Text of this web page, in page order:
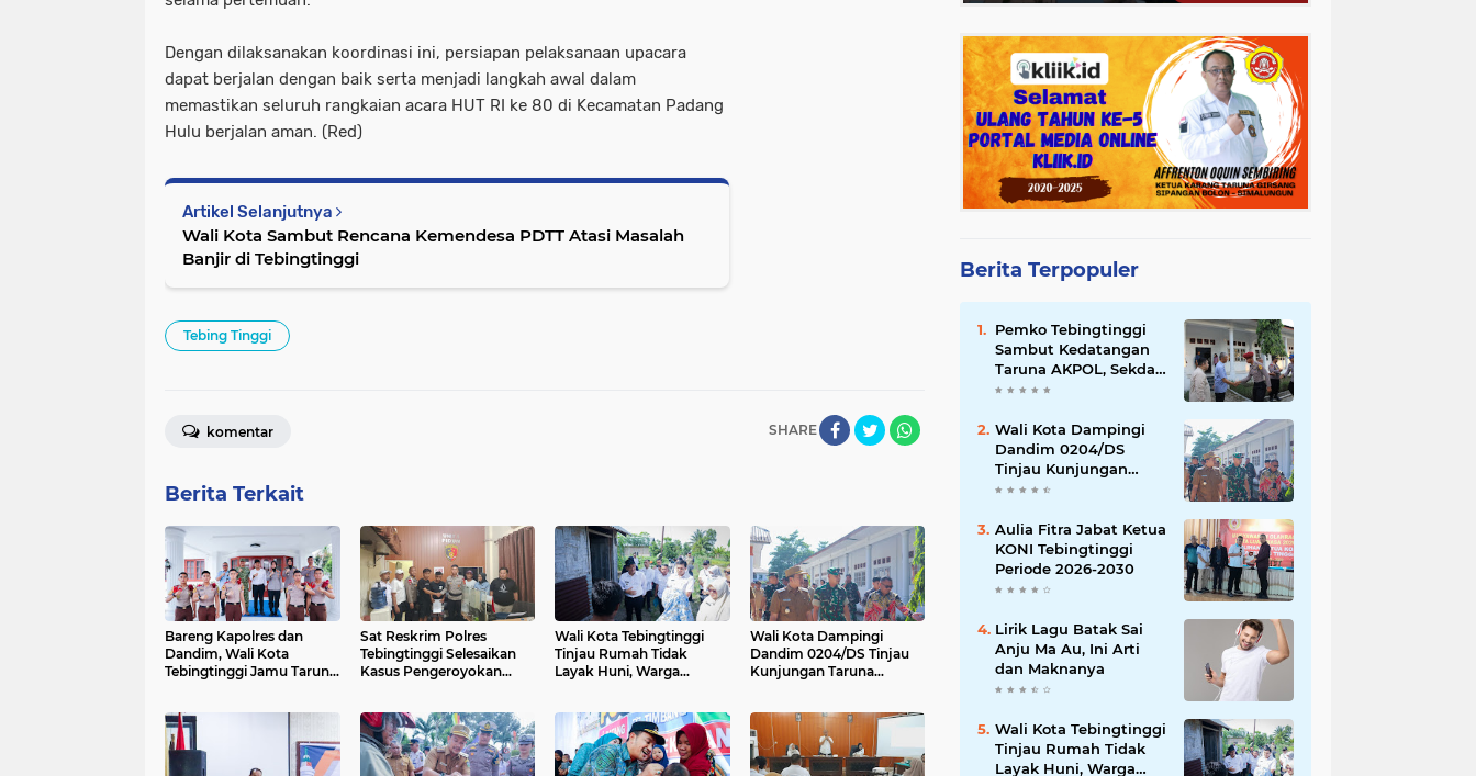
Dengan dilaksanakan koordinasi ini, persiapan pelaksanaan upacara
dapat berjalan dengan baik serta menjadi langkah awal dalam
memastikan seluruh rangkaian acara HUT RI ke 80 di Kecamatan Padang
Hulu berjalan aman. (Red)
Artikel Selanjutnya
Wali Kota Sambut Rencana Kemendesa PDTT Atasi Masalah
Banjir di Tebingtinggi
Tebing Tinggi
SHARE
komentar
Berita Terkait
Bareng Kapolres dan
Dandim, Wali Kota
Tebingtinggi Jamu Taruna
Sat Reskrim Polres
Tebingtinggi Selesaikan
Kasus Pengeroyokan
Wali Kota Tebingtinggi
Tinjau Rumah Tidak
Layak Huni, Warga
Wali Kota Dampingi
Dandim 0204/DS Tinjau
Kunjungan Taruna
Berita Terpopuler
Pemko Tebingtinggi
Sambut Kedatangan
Taruna AKPOL, Sekda:
Jadikan Momen
Wali Kota Dampingi
Dandim 0204/DS
Tinjau Kunjungan
Taruna AKPOL di
Tebingtinggi
Aulia Fitra Jabat Ketua
KONI Tebingtinggi
Periode 2026-2030
Lirik Lagu Batak Sai
Anju Ma Au, Ini Arti
dan Maknanya
Wali Kota Tebingtinggi
Tinjau Rumah Tidak
Layak Huni, Warga